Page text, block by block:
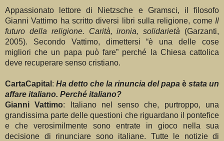
Appassionato lettore di Nietzsche e Gramsci, il filosofo
Gianni Vattimo ha scritto diversi libri sulla religione, come Il
futuro della religione. Carità, ironia,solidarietà (Garzanti,
2005). Secondo Vattimo, dimettersi “è una delle cose
migliori che un papa può fare” perché la Chiesa cattolica
deve recuperare senso cristiano.
CartaCapital : Ha detto che la rinuncia del papa è stata un
affare italiano. Perché italiano?
Gianni Vattimo: Italiano nel senso che, purtroppo, una
grandissima parte delle questioni che riguardano il pontefice
e che verosimilmente sono entrate in gioco nella sua
decisione di rinunciare sono italiane. Tutte le notizie di